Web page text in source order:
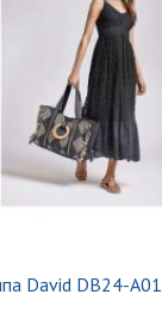
David DB24-A01